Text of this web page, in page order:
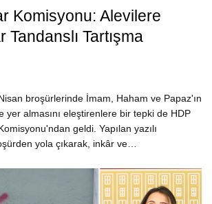
Komisyonu: Alevilere
Tartışma
broşürlerinde İmam, Haham ve Papaz'ın
yer almasını eleştirenlere bir tepki de HDP
geldi. Yapılan yazılı
yola çıkarak, inkâr ve…